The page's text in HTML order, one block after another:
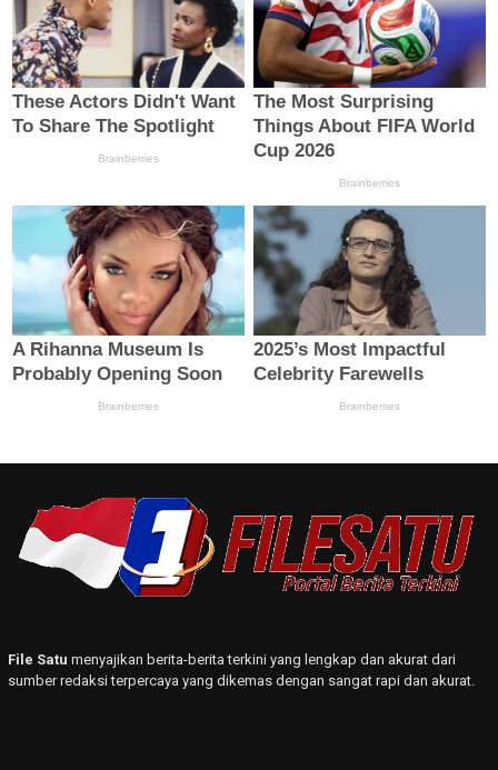
File Satu menyajikan berita-berita terkini yang lengkap dan akurat dari
sumber redaksi terpercaya yang dikemas dengan sangat rapi dan akurat.